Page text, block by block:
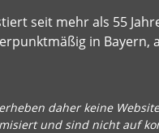
seit mehr als 55
in
daher keine
und sind nicht auf